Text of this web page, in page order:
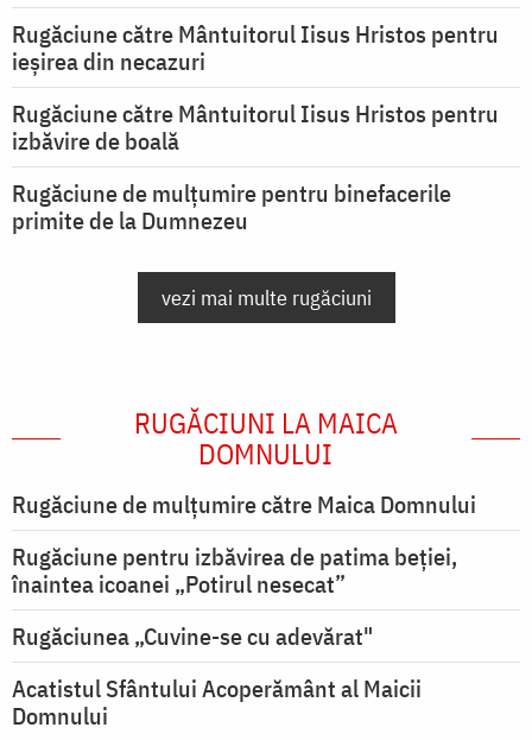
Rugăciune către Mântuitorul Iisus Hristos pentru
ieşirea din necazuri
Rugăciune către Mântuitorul Iisus Hristos pentru
izbăvire de boală
Rugăciune de mulțumire pentru binefacerile
primite de la Dumnezeu
vezi mai multe rugăciuni
RUGĂCIUNI LA MAICA
DOMNULUI
Rugăciune de mulţumire către Maica Domnului
Rugăciune pentru izbăvirea de patima beției,
înaintea icoanei „Potirul nesecat”
Rugăciunea „Cuvine-se cu adevărat"
Acatistul Sfântului Acoperământ al Maicii
Domnului